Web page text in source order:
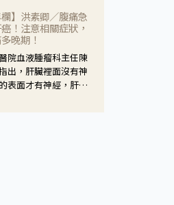
狀，長期下來不敢與朋
潮陰霾造成憂鬱症。
欄】洪素卿／腹痛急
！注意相關症狀，
晚期！
院血液腫瘤科主任陳
出，肝臟裡面沒有神
表面才有神經，肝臟